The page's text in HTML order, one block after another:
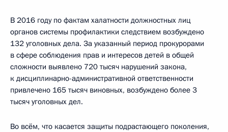
В 2016 году по фактам халатности должностных лиц
органов системы профилактики следствием возбуждено
132 уголовных дела. За указанный период прокурорами
в сфере соблюдения прав и интересов детей в общей
сложности выявлено 720 тысяч нарушений закона,
к дисциплинарно-административной ответственности
привлечено 165 тысяч виновных, возбуждено более 3
тысяч уголовных дел.
Во всём, что касается защиты подрастающего поколения,